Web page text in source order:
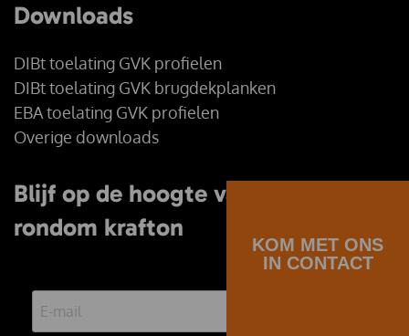
Downloads
DIBt toelating GVK profielen
DIBt toelating GVK brugdekplanken
EBA toelating GVK profielen
Overige downloads
Blijf op de hoogte van alles
rondom krafton
KOM MET ONS
IN CONTACT